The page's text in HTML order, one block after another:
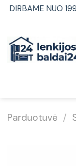
SkipDIRBAME NUO
Parduotuvė /